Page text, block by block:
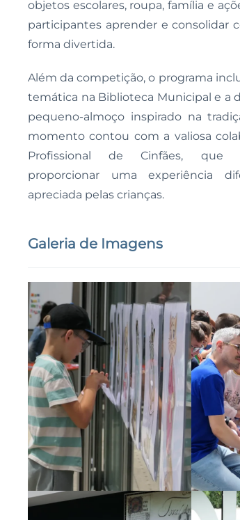
objetos escolares, roupa, família e
participantes aprender e consolidar
forma divertida.
Além da competição, o programa
temática na Biblioteca Municipal e a
pequeno-almoço inspirado na
momento contou com a valiosa
Profissional de Cinfães, que
proporcionar uma experiência
apreciada pelas crianças.
Galeria de Imagens
Ampliar